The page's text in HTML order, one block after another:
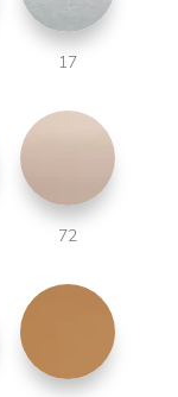
17
72